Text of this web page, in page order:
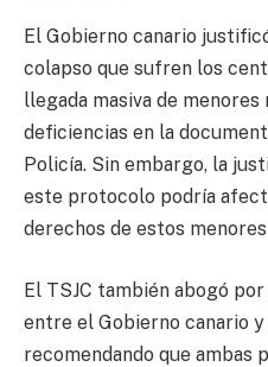
El Gobierno canario
colapso que sufren los
llegada masiva de
deficiencias en la
Policía. Sin embargo, la
este protocolo podría
derechos de estos
El TSJC también abogó
entre el Gobierno canario
recomendando que ambas